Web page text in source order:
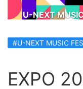
U-NEXT
#U-NEXT MUSIC FES
EXPO